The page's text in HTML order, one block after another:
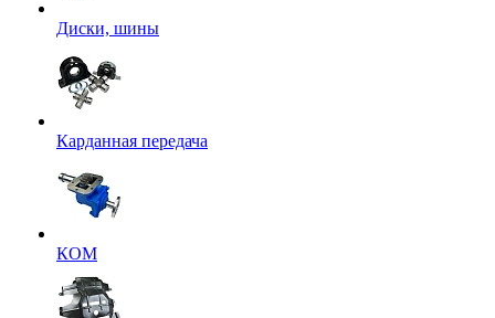
Диски, шины
Карданная передача
КОМ